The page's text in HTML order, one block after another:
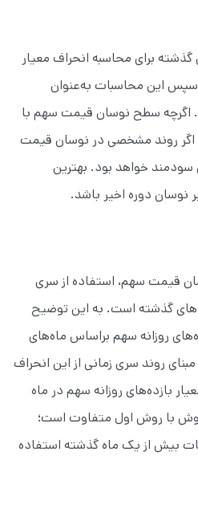
گذشته برای محاسبه انحراف معیار
این محاسبات به‌عنوان
اگرچه سطح نوسان قیمت سهم با
اگر روند مشخصی در نوسان قیمت
خواهد بود. بهترین
دوره اخیر باشد.
قیمت سهم، استفاده از سری
گذشته است. به این توضیح
روزانه سهم براساس ماه‌های
روند سری زمانی از این انحراف
بازده‌های روزانه سهم در ماه
با روش اول متفاوت است؛
بیش از یک ماه گذشته استفاده